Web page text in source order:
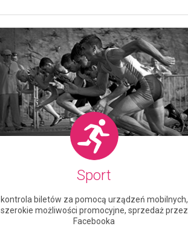
Sport
kontrola biletów za pomocą urządzeń mobilnych,
szerokie możliwości promocyjne, sprzedaż przez
Facebooka